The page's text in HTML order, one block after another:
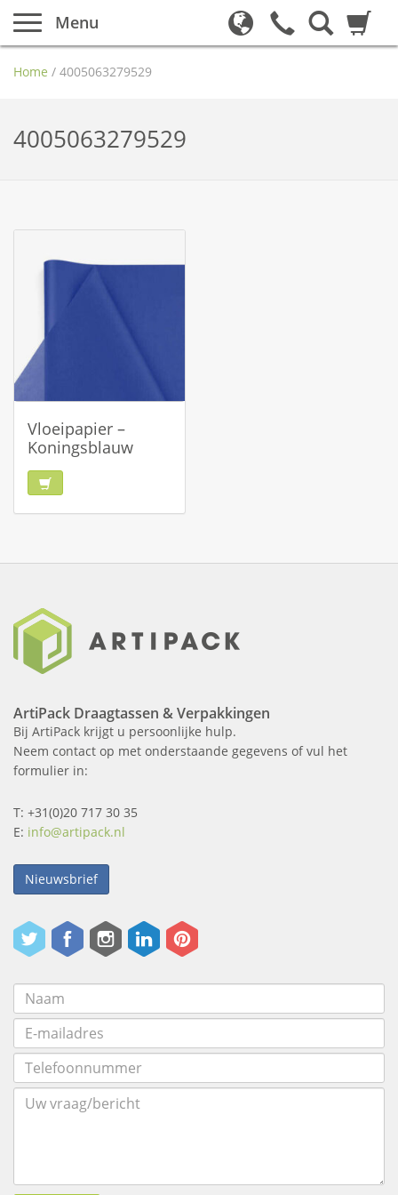
Menu
Home / 4005063279529
4005063279529
Vloeipapier –
Koningsblauw
ArtiPack Draagtassen & Verpakkingen
Bij ArtiPack krijgt u persoonlijke hulp.
Neem contact op met onderstaande gegevens of vul het
formulier in:
T: +31(0)20 717 30 35
E: info@artipack.nl
Nieuwsbrief